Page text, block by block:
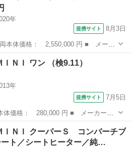
年
提携サイト 8月3日
ＭＩＮＩ ■ グレード名： クーパ
ル／禁煙車／衝突軽減ブレーキ／Ａ
ＮＩ ワン （検9.11）
年
提携サイト 7月5日
ＩＮＩ ■ グレード名： ワン ■
3D ■ ミッション： AT6速 ■...
ＩＮＩ クーパーＳ コンバーチブ
ト／シートヒーター／純…